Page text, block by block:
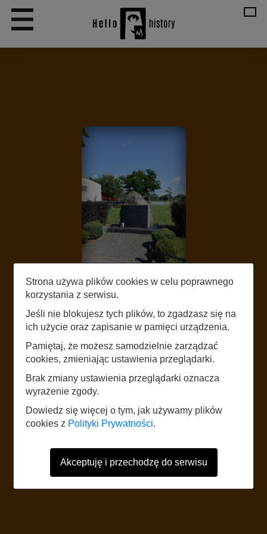
LISTEN
POMNIK POLEGŁYM
START
The website uses mobile data according to the standard rates of the
network operator. It is recommended to have a tariff with mobile internet.
Foreign users should refer to the current Internet data roaming tariff table.
Strona używa plików cookies w celu poprawnego
korzystania z serwisu.
Jeśli nie blokujesz tych plików, to zgadzasz się na
ich użycie oraz zapisanie w pamięci urządzenia.
Pamiętaj, że możesz samodzielnie zarządzać
cookies, zmieniając ustawienia przeglądarki.
Brak zmiany ustawienia przeglądarki oznacza
wyrażenie zgody.
Dowiedz się więcej o tym, jak używamy plików
cookies z Polityki Prywatności.
Akceptuję i przechodzę do serwisu